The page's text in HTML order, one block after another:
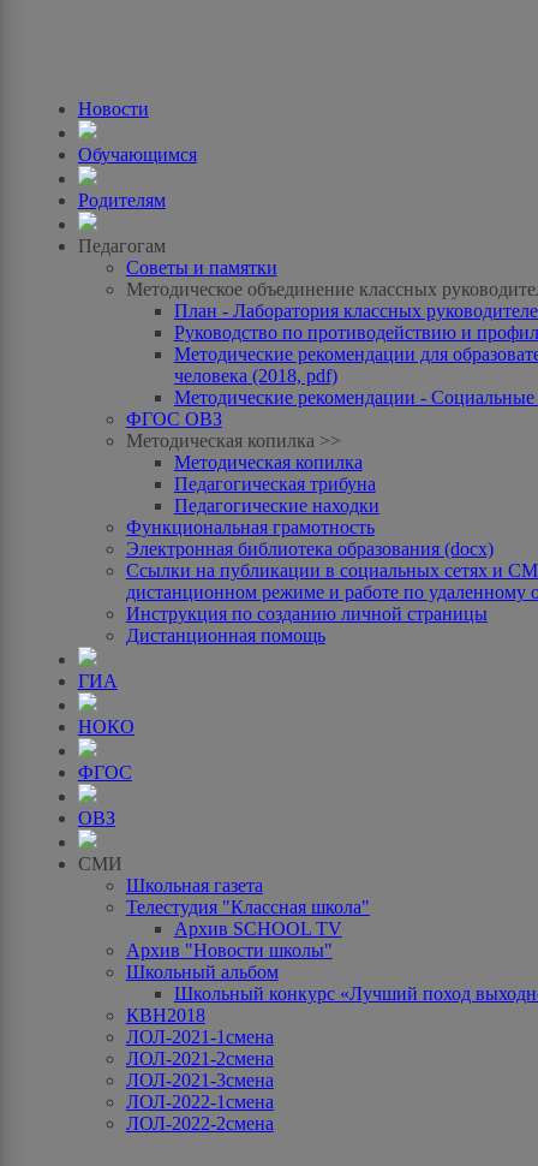
Новости
Обучающимся
Родителям
Педагогам
Советы и памятки
Методическое объединение классных
План - Лаборатория классных
Руководство по противодействию и
Методические рекомендации для
человека (2018, pdf)
Методические рекомендации -
ФГОС ОВЗ
Методическая копилка >>
Методическая копилка
Педагогическая трибуна
Педагогические находки
Функциональная грамотность
Электронная библиотека образования (docx)
Ссылки на публикации в социальных сетях и
дистанционном режиме и работе по удаленному
Инструкция по созданию личной страницы
Дистанционная помощь
ГИА
НОКО
ФГОС
ОВЗ
СМИ
Школьная газета
Телестудия "Классная школа"
Архив SCHOOL TV
Архив "Новости школы"
Школьный альбом
Школьный конкурс «Лучший поход
КВН2018
ЛОЛ-2021-1смена
ЛОЛ-2021-2смена
ЛОЛ-2021-3смена
ЛОЛ-2022-1смена
ЛОЛ-2022-2смена